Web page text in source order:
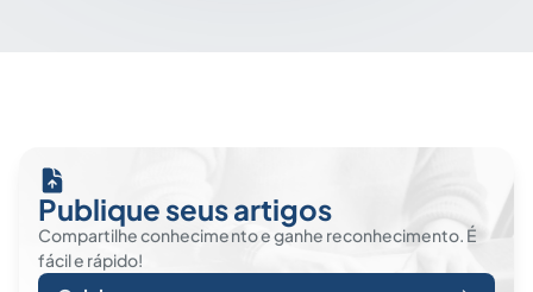
Publique seus artigos
Compartilhe conhecimento e ganhe reconhecimento. É
fácil e rápido!